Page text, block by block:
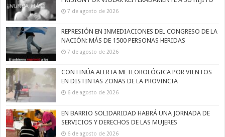
7 de agosto de 2026
REPRESIÓN EN INMEDIACIONES DEL CONGRESO DE LA
NACIÓN: MÁS DE 1500 PERSONAS HERIDAS
7 de agosto de 2026
CONTINÚA ALERTA METEOROLÓGICA POR VIENTOS
EN DISTINTAS ZONAS DE LA PROVINCIA
6 de agosto de 2026
EN BARRIO SOLIDARIDAD HABRÁ UNA JORNADA DE
SERVICIOS Y DERECHOS DE LAS MUJERES
6 de agosto de 2026